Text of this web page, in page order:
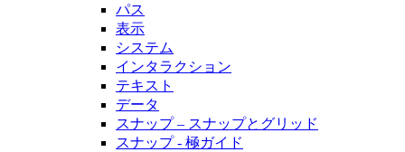
パス
表示
システム
インタラクション
テキスト
データ
スナップ – スナップとグリッド
スナップ - 極ガイド